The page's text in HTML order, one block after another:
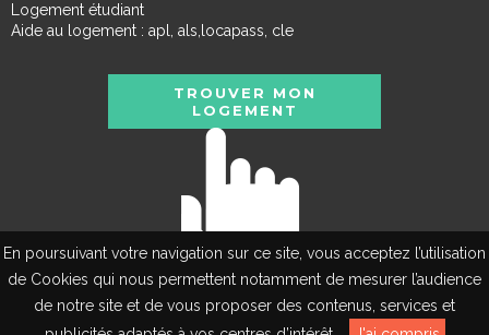
En poursuivant votre navigation sur ce site, vous acceptez l’utilisation
de Cookies qui nous permettent notamment de mesurer l’audience
de notre site et de vous proposer des contenus, services et
Logement étudiant
Aide au logement : apl, als,locapass, cle
TROUVER MON
LOGEMENT